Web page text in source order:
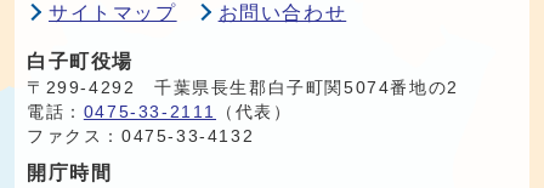
サイトマップ お問い合わせ
白子町役場
〒299-4292 千葉県長生郡白子町関5074番地の2
電話： 0475-33-2111
（代表）
ファクス：0475-33-4132
開庁時間